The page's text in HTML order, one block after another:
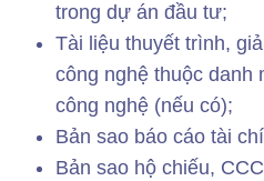
trong dự án đầu tư;
Tài liệu thuyết trình,
công nghệ thuộc danh
công nghệ (nếu có);
Bản sao báo cáo tài
Bản sao hộ chiếu,